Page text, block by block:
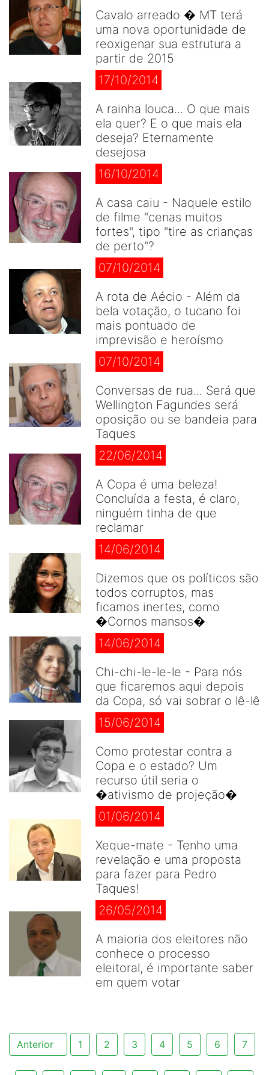
Cavalo arreado � MT terá
uma nova oportunidade de
reoxigenar sua estrutura a
partir de 2015
17/10/2014
A rainha louca... O que mais
ela quer? E o que mais ela
deseja? Eternamente
desejosa
16/10/2014
A casa caiu - Naquele estilo
de filme "cenas muitos
fortes", tipo "tire as crianças
de perto"?
07/10/2014
A rota de Aécio - Além da
bela votação, o tucano foi
mais pontuado de
imprevisão e heroísmo
07/10/2014
Conversas de rua... Será que
Wellington Fagundes será
oposição ou se bandeia para
Taques
22/06/2014
A Copa é uma beleza!
Concluída a festa, é claro,
ninguém tinha de que
reclamar
14/06/2014
Dizemos que os políticos são
todos corruptos, mas
ficamos inertes, como
�Cornos mansos�
14/06/2014
Chi-chi-le-le-le - Para nós
que ficaremos aqui depois
da Copa, só vai sobrar o lê-lê
15/06/2014
Como protestar contra a
Copa e o estado? Um
recurso útil seria o
�ativismo de projeção�
01/06/2014
Xeque-mate - Tenho uma
revelação e uma proposta
para fazer para Pedro
Taques!
26/05/2014
A maioria dos eleitores não
conhece o processo
eleitoral, é importante saber
em quem votar
Anterior 1 2 3 4 5 6 7